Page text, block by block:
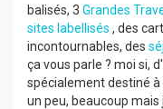
balisés, 3 Grandes
sites labellisés , des
incontournables, des
ça vous parle ? moi si,
spécialement destiné
un peu, beaucoup